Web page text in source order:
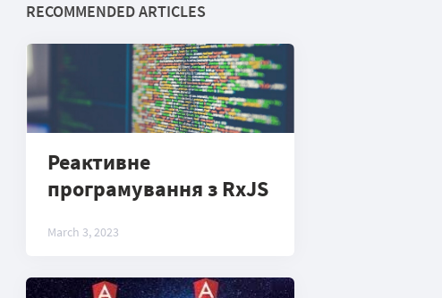
RECOMMENDED ARTICLES
Реактивне
програмування з RxJS
March 3, 2023